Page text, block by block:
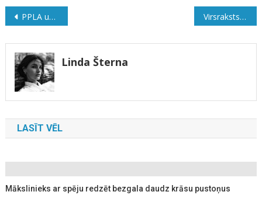
Ziņu
PPLA un izdevniecība “Palasi” izsludina stāstu konkursu “Satikšanās” Virsraksts ir beigās
Linda Šterna
LASĪT VĒL
Mākslinieks ar spēju redzēt bezgala daudz krāsu pustoņus